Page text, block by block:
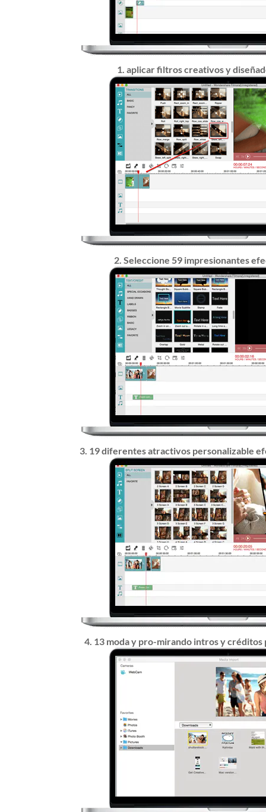
1. aplicar filtros creativos y
2. Seleccione 59 impresionantes
3. 19 diferentes atractivos personalizable
4. 13 moda y pro-mirando intros y